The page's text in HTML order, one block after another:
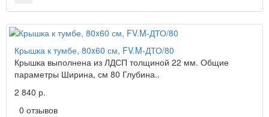
Крышка к тумбе, 80x60 см, FV.M-ДТО/80
Крышка выполнена из ЛДСП толщиной 22 мм. Общие
параметры Ширина, см 80 Глубина..
2 840 р.
0 отзывов